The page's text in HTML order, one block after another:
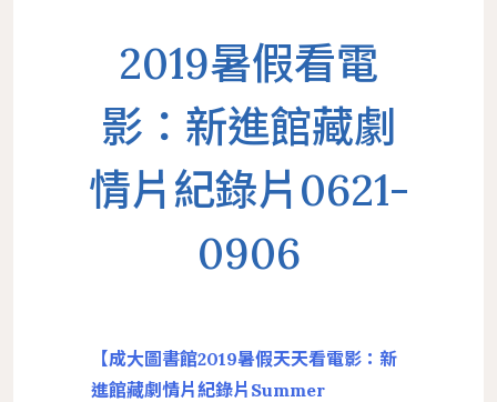
年度訂購期刊清單
跨館圖書互借
國科會期刊資源研究支援服務
中研院統計文獻服務
環景導覽
典範傳承
圖書館行事曆
2019暑假看電
影：新進館藏劇
情片紀錄片0621-
0906
【成大圖書館2019暑假天天看電影：新
進館藏劇情片紀錄片Summer